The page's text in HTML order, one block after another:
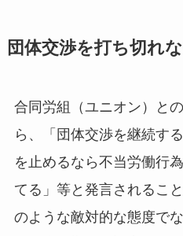
団体交渉を打ち切れ
合同労組（ユニオン）と
ら、「団体交渉を継続す
を止めるなら不当労働行
てる」等と発言されるこ
のような敵対的な態度で